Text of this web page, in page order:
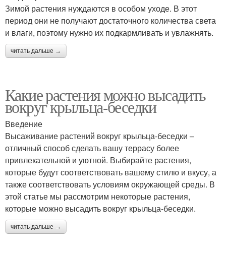
Зимой растения нуждаются в особом уходе. В этот
период они не получают достаточного количества света
и влаги, поэтому нужно их подкармливать и увлажнять.
читать дальше →
Какие растения можно высадить
вокруг крыльца-беседки
Введение
Высаживание растений вокруг крыльца-беседки –
отличный способ сделать вашу террасу более
привлекательной и уютной. Выбирайте растения,
которые будут соответствовать вашему стилю и вкусу, а
также соответствовать условиям окружающей среды. В
этой статье мы рассмотрим некоторые растения,
которые можно высадить вокруг крыльца-беседки.
читать дальше →